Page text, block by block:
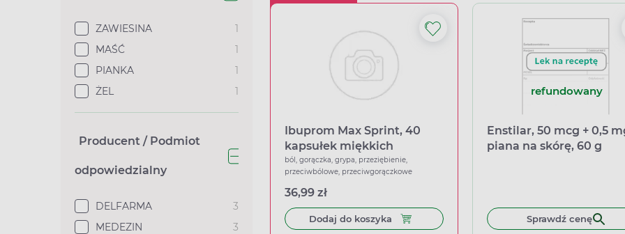
ZAWIESINA
1
MAŚĆ
1
PIANKA
1
ŻEL
1
Producent / Podmiot
odpowiedzialny
DELFARMA
3
MEDEZIN
3
Ibuprom Max Sprint, 40
kapsułek miękkich
ból, gorączka, grypa, przeziębienie,
przeciwbólowe, przeciwgorączkowe
36,99 zł
Dodaj do koszyka Dodaj do koszyka Ibuprom Max Sprint, 40
refundowany
Enstilar, 50 mcg + 0,5
piana na skórę, 60 g
Sprawdź cenę